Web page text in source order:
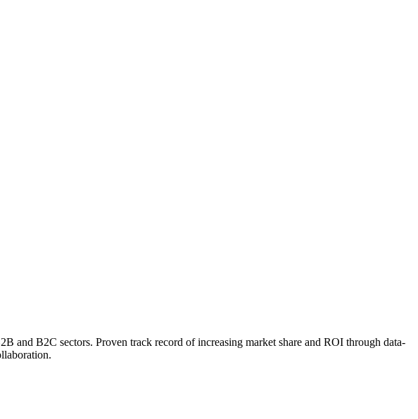
and B2C sectors. Proven track record of increasing market share and ROI through data-